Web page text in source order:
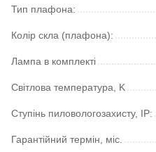
Тип плафона:
Колір скла (плафона):
Лампа в комплекті
Світлова температура, K
Ступінь пиловологозахисту, IP:
Гарантійний термін, міс.